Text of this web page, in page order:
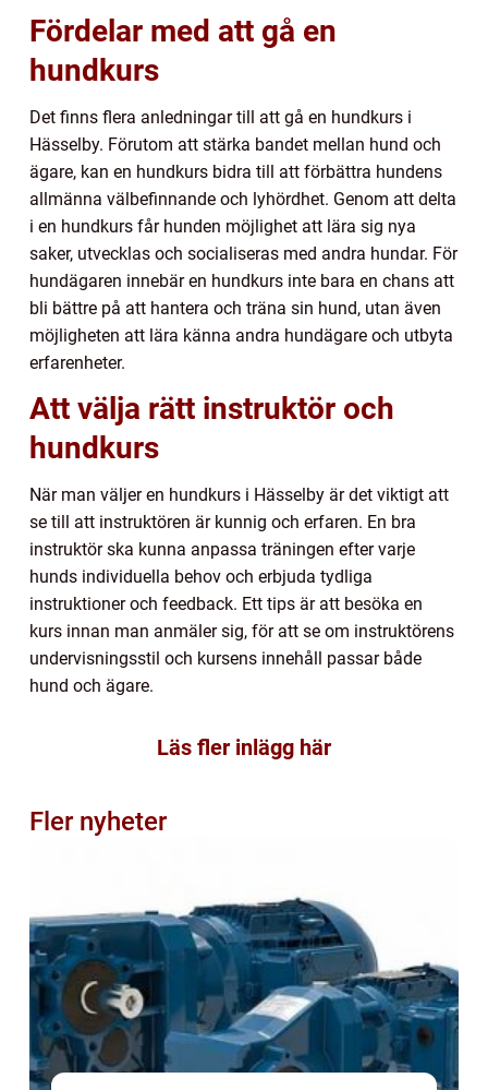
Fördelar med att gå en
hundkurs
Det finns flera anledningar till att gå en hundkurs i
Hässelby. Förutom att stärka bandet mellan hund och
ägare, kan en hundkurs bidra till att förbättra hundens
allmänna välbefinnande och lyhördhet. Genom att delta
i en hundkurs får hunden möjlighet att lära sig nya
saker, utvecklas och socialiseras med andra hundar. För
hundägaren innebär en hundkurs inte bara en chans att
bli bättre på att hantera och träna sin hund, utan även
möjligheten att lära känna andra hundägare och utbyta
erfarenheter.
Att välja rätt instruktör och
hundkurs
När man väljer en hundkurs i Hässelby är det viktigt att
se till att instruktören är kunnig och erfaren. En bra
instruktör ska kunna anpassa träningen efter varje
hunds individuella behov och erbjuda tydliga
instruktioner och feedback. Ett tips är att besöka en
kurs innan man anmäler sig, för att se om instruktörens
undervisningsstil och kursens innehåll passar både
hund och ägare.
Läs fler inlägg här
Fler nyheter